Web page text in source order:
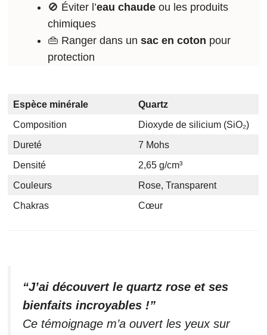
🚫 Éviter l’eau chaude ou les produits
chimiques
👜 Ranger dans un sac en coton pour
protection
Espèce minérale
Quartz
Composition
Dioxyde de silicium (SiO₂)
Dureté
7 Mohs
Densité
2,65 g/cm³
Couleurs
Rose, Transparent
Chakras
Cœur
“J’ai découvert le quartz rose et ses
bienfaits incroyables !”
Ce témoignage m’a ouvert les yeux sur